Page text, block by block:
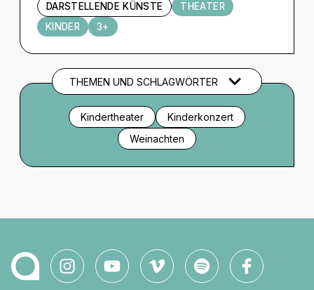
DARSTELLENDE KÜNSTE
THEATER
KINDER
3+
THEMEN UND SCHLAGWÖRTER
Kindertheater
Kinderkonzert
Weinachten